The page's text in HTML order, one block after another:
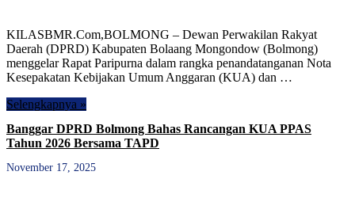
KILASBMR.Com,BOLMONG – Dewan Perwakilan Rakyat
Daerah (DPRD) Kabupaten Bolaang Mongondow (Bolmong)
menggelar Rapat Paripurna dalam rangka penandatanganan Nota
Kesepakatan Kebijakan Umum Anggaran (KUA) dan …
Selengkapnya »
Banggar DPRD Bolmong Bahas Rancangan KUA PPAS
Tahun 2026 Bersama TAPD
November 17, 2025